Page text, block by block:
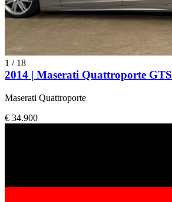
1 / 18
2014 | Maserati Quattroporte GTS
Maserati Quattroporte
€ 34.900